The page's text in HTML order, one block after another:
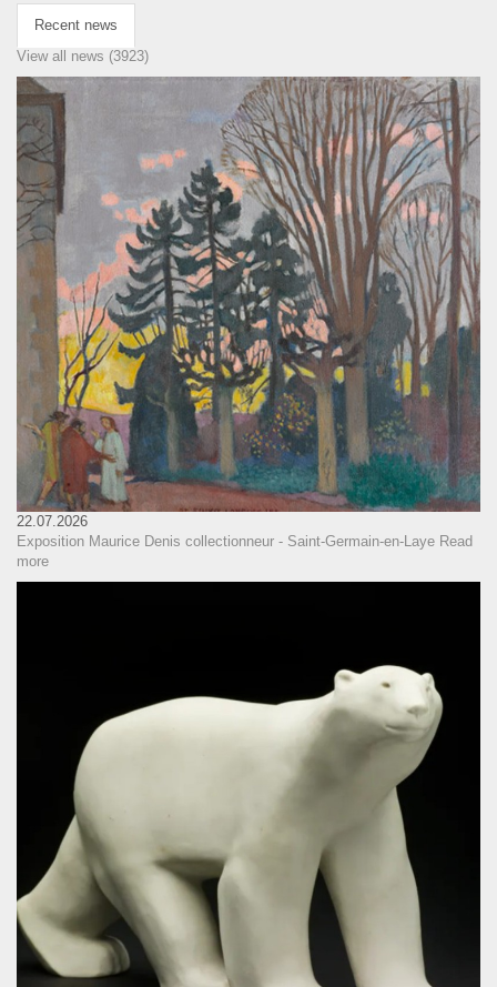
Recent news
View all news (3923)
22.07.2026
Exposition Maurice Denis collectionneur - Saint-Germain-en-Laye Read
more